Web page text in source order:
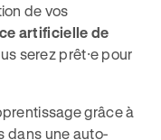
de vos
artificielle de
serez prêt⸱e pour
grâce à
dans une auto-